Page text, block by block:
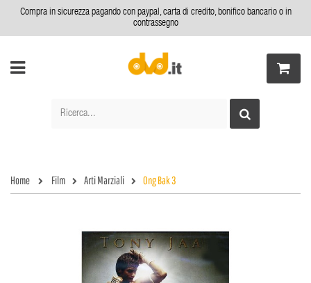
Compra in sicurezza pagando con paypal, carta di credito, bonifico bancario o in
contrassegno
Home Film Arti Marziali Ong Bak 3